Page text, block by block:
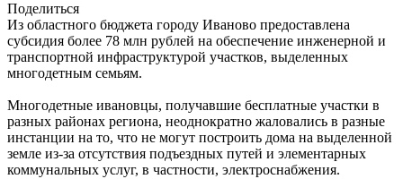
Поделиться
Из областного бюджета городу Иваново предоставлена
субсидия более 78 млн рублей на обеспечение инженерной и
транспортной инфраструктурой участков, выделенных
многодетным семьям.
Многодетные ивановцы, получавшие бесплатные участки в
разных районах региона, неоднократно жаловались в разные
инстанции на то, что не могут построить дома на выделенной
земле из-за отсутствия подъездных путей и элементарных
коммунальных услуг, в частности, электроснабжения.